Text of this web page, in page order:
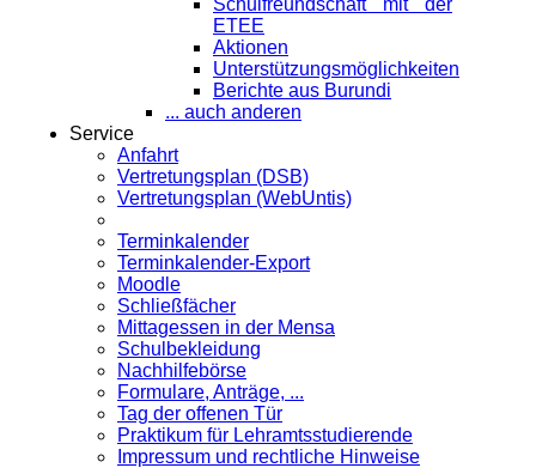
Schulfreundschaft mit der
ETEE
Aktionen
Unterstützungsmöglichkeiten
Berichte aus Burundi
... auch anderen
Service
Anfahrt
Vertretungsplan (DSB)
Vertretungsplan (WebUntis)
Terminkalender
Terminkalender-Export
Moodle
Schließfächer
Mittagessen in der Mensa
Schulbekleidung
Nachhilfebörse
Formulare, Anträge, ...
Tag der offenen Tür
Praktikum für Lehramts­studierende
Impressum und rechtliche Hinweise